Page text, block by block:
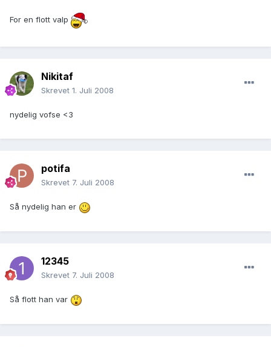
For en flott valp
Nikitaf
Skrevet 1. Juli 2008
nydelig vofse <3
potifa
Skrevet 7. Juli 2008
Så nydelig han er
12345
Skrevet 7. Juli 2008
Så flott han var